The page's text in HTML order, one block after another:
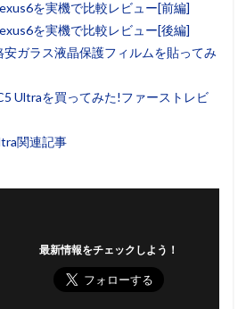
を実機で比較レビュー[前編]
を実機で比較レビュー[後編]
安ガラス液晶保護フィルムを貼ってみ
Ultraを買ってみた!ファーストレビ
関連記事
最新情報をチェックしよう！